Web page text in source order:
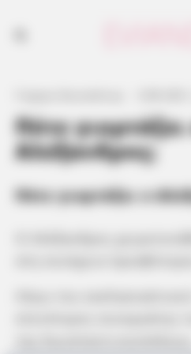
Πότε
Αλέξανδρος;
Πότε γιορτάζει ο